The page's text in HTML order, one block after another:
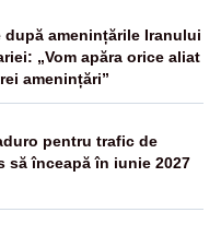
după amenințările Iranului
„Vom apăra orice aliat
amenințări”
pentru trafic de
să înceapă în iunie 2027